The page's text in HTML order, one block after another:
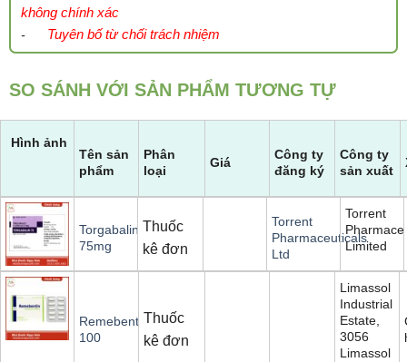
không chính xác
- Tuyên bố từ chối trách nhiệm
SO SÁNH VỚI SẢN PHẨM TƯƠNG TỰ
Hình ảnh
Tên sản
phẩm
Phân
loại
Giá
Công ty
đăng ký
Công ty
sản xuất
Torgabalin
75mg
Thuốc
kê đơn
Torrent
Pharmaceuticals
Ltd
Torrent
Limited
Remebentin
100
Thuốc
kê đơn
Limassol
Industrial
Estate,
3056
Limassol